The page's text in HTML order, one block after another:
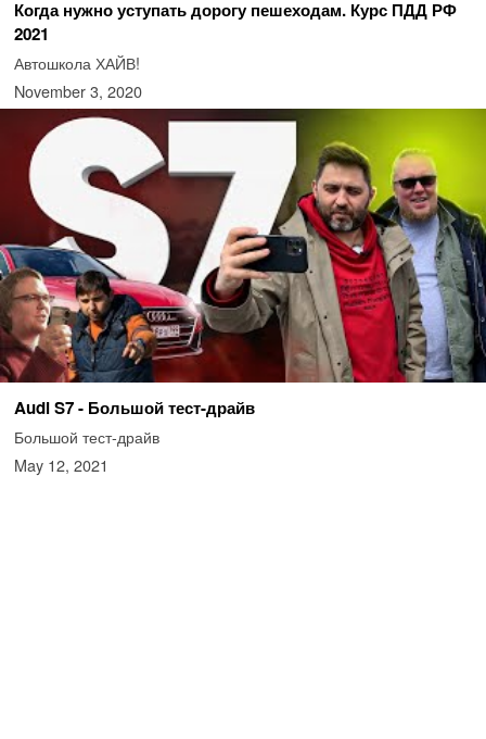
Когда нужно уступать дорогу пешеходам. Курс ПДД РФ
2021
Автошкола ХАЙВ!
November 3, 2020
Audi S7 - Большой тест-драйв
Большой тест-драйв
May 12, 2021